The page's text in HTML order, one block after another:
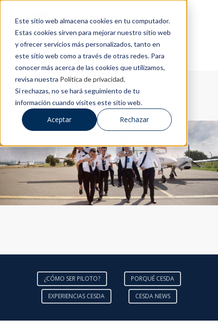
Este sitio web almacena cookies en tu computador.
Estas cookies sirven para mejorar nuestro sitio web
y ofrecer servicios más personalizados, tanto en
este sitio web como a través de otras redes. Para
conocer más acerca de las cookies que utilizamos,
revisa nuestra Política de privacidad.
Si rechazas, no se hará seguimiento de tu
información cuando visites este sitio web.
Aceptar Rechazar
¿CÓMO SER PILOTO? PORQUÉ CESDA
EXPERIENCIAS CESDA CESDA NEWS